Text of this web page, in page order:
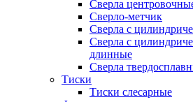
Сверла
Сверло-метчик
Сверла с
Сверла с
длинные
Сверла
Тиски
Тиски слесарные